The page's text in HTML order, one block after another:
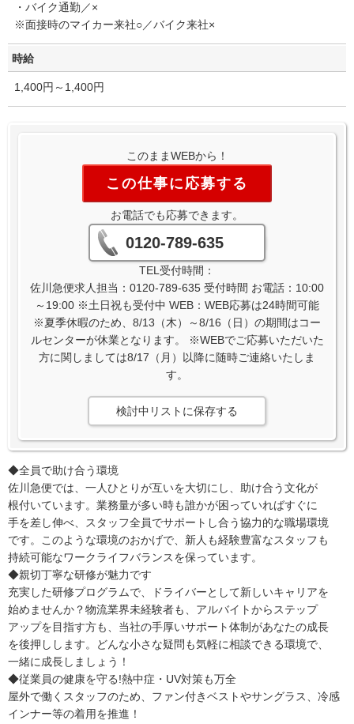
・バイク通勤／×
※面接時のマイカー来社○／バイク来社×
時給
1,400円～1,400円
このままWEBから！
この仕事に応募する
お電話でも応募できます。
0120-789-635
TEL受付時間：
佐川急便求人担当：0120-789-635 受付時間 お電話：10:00
～19:00 ※土日祝も受付中 WEB：WEB応募は24時間可能
※夏季休暇のため、8/13（木）～8/16（日）の期間はコー
ルセンターが休業となります。 ※WEBでご応募いただいた
方に関しましては8/17（月）以降に随時ご連絡いたしま
す。
検討中リストに保存する
◆全員で助け合う環境
佐川急便では、一人ひとりが互いを大切にし、助け合う文化が
根付いています。業務量が多い時も誰かが困っていればすぐに
手を差し伸べ、スタッフ全員でサポートし合う協力的な職場環境
です。このような環境のおかげで、新人も経験豊富なスタッフも
持続可能なワークライフバランスを保っています。
◆親切丁寧な研修が魅力です
充実した研修プログラムで、ドライバーとして新しいキャリアを
始めませんか？物流業界未経験者も、アルバイトからステップ
アップを目指す方も、当社の手厚いサポート体制があなたの成長
を後押しします。どんな小さな疑問も気軽に相談できる環境で、
一緒に成長しましょう！
◆従業員の健康を守る!熱中症・UV対策も万全
屋外で働くスタッフのため、ファン付きベストやサングラス、冷感
インナー等の着用を推進！